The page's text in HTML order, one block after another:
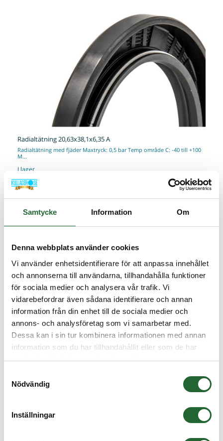
Samtycke Information Om
Denna webbplats använder cookies
Vi använder enhetsidentifierare för att anpassa innehållet
och annonserna till användarna, tillhandahålla funktioner
för sociala medier och analysera vår trafik. Vi
vidarebefordrar även sådana identifierare och annan
information från din enhet till de sociala medier och
annons- och analysföretag som vi samarbetar med.
Dessa kan i sin tur kombinera informationen med annan
information som du har tillhandahållit eller som de har
samlat in när du har använt deras tjänster.
Nödvändig
Inställningar
Radialtätning 20,63x38,1x6,35 A
Radialtätning med fjäder Maxtryck: 0,5 bar Temp område C: -40 till +100
M...
I lager
Art nr. RT20386A
25,00 :-